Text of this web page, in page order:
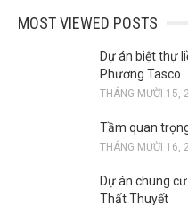
MOST VIEWED POSTS
Dự án biệt thự
Phương Tasco
THÁNG MƯỜI 15,
Tầm quan
THÁNG MƯỜI 16,
Dự án chung
Thất Thuyết